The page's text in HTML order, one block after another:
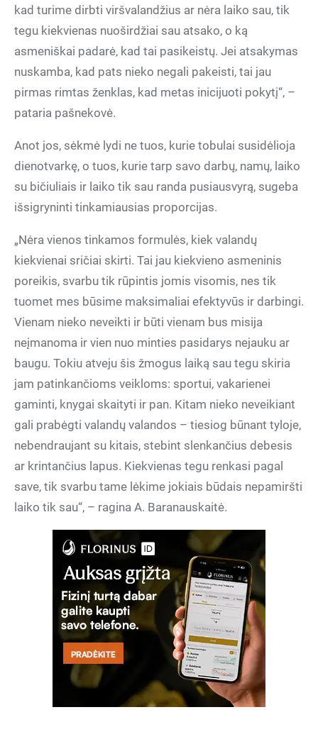
kad turime dirbti viršvalandžius ar nėra laiko sau, tik
tegu kiekvienas nuoširdžiai sau atsako, o ką
asmeniškai padarė, kad tai pasikeistų. Jei atsakymas
nuskamba, kad pats nieko negali pakeisti, tai jau
pirmas rimtas ženklas, kad metas inicijuoti pokytį“, –
pataria pašnekovė.
Anot jos, sėkmė lydi ne tuos, kurie tobulai susidėlioja
dienotvarkę, o tuos, kurie tarp savo darbų, namų, laiko
su bičiuliais ir laiko tik sau randa pusiausvyrą, sugeba
išsigryninti tinkamiausias proporcijas.
„Nėra vienos tinkamos formulės, kiek valandų
kiekvienai sričiai skirti. Tai jau kiekvieno asmeninis
poreikis, svarbu tik rūpintis jomis visomis, nes tik
tuomet mes būsime maksimaliai efektyvūs ir darbingi.
Vienam nieko neveikti ir būti vienam bus misija
neįmanoma ir vien nuo minties pasidarys nejauku ar
baugu. Tokiu atveju šis žmogus laiką sau tegu skiria
jam patinkančioms veikloms: sportui, vakarienei
gaminti, knygai skaityti ir pan. Kitam nieko neveikiant
gali prabėgti valandų valandos – tiesiog būnant tyloje,
nebendraujant su kitais, stebint slenkančius debesis
ar krintančius lapus. Kiekvienas tegu renkasi pagal
save, tik svarbu tame lėkime jokiais būdais nepamiršti
laiko tik sau“, – ragina A. Baranauskaitė.